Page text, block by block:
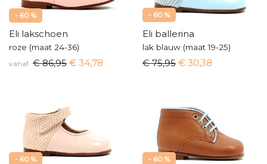
- 60 %
Eli lakschoen
roze (maat 24-36)
vanaf € 86,95 € 34,78
- 60 %
Eli ballerina
lak blauw (maat 19-25)
€ 75,95 € 30,38
- 60 % - 60 %